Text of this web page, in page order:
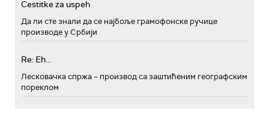
Cestitke za uspeh
Да ли сте знали да се најбоље грамофонске ручице
производе у Србији
Re: Eh...
Лесковачка спржа – производ са заштићеним географским
пореклом